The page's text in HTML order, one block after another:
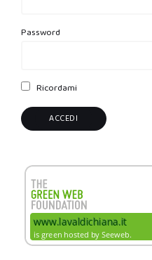
Password
Ricordami